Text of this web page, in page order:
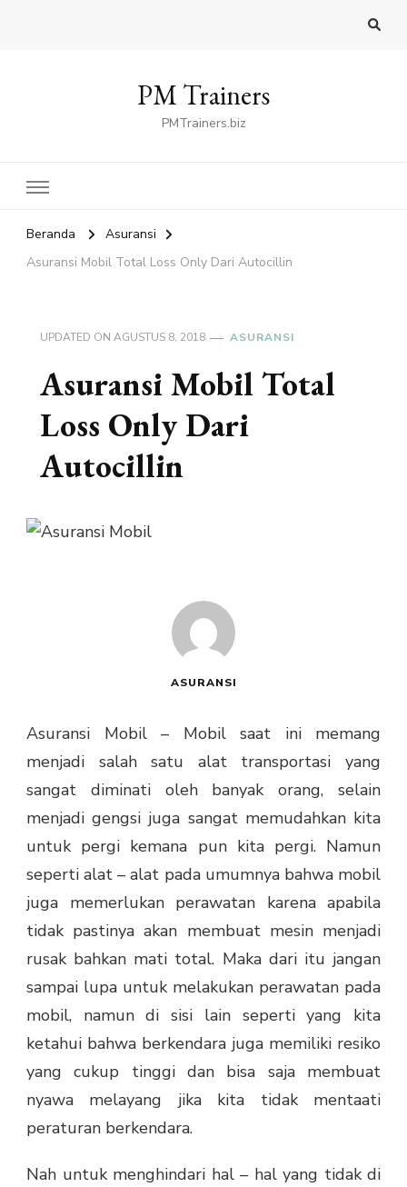
PM Trainers
PMTrainers.biz
Beranda
Asuransi
Asuransi Mobil Total Loss Only Dari Autocillin
UPDATED ON AGUSTUS 8, 2018 ASURANSI
Asuransi Mobil Total
Loss Only Dari
Autocillin
ASURANSI
Asuransi Mobil – Mobil saat ini memang
menjadi salah satu alat transportasi yang
sangat diminati oleh banyak orang, selain
menjadi gengsi juga sangat memudahkan kita
untuk pergi kemana pun kita pergi. Namun
seperti alat – alat pada umumnya bahwa mobil
juga memerlukan perawatan karena apabila
tidak pastinya akan membuat mesin menjadi
rusak bahkan mati total. Maka dari itu jangan
sampai lupa untuk melakukan perawatan pada
mobil, namun di sisi lain seperti yang kita
ketahui bahwa berkendara juga memiliki resiko
yang cukup tinggi dan bisa saja membuat
nyawa melayang jika kita tidak mentaati
peraturan berkendara.
Nah untuk menghindari hal – hal yang tidak di